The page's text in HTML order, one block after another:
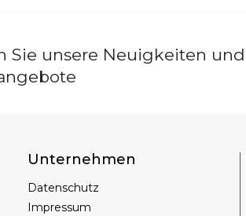
Sie unsere Neuigkeiten und
Unternehmen
Datenschutz
Impressum